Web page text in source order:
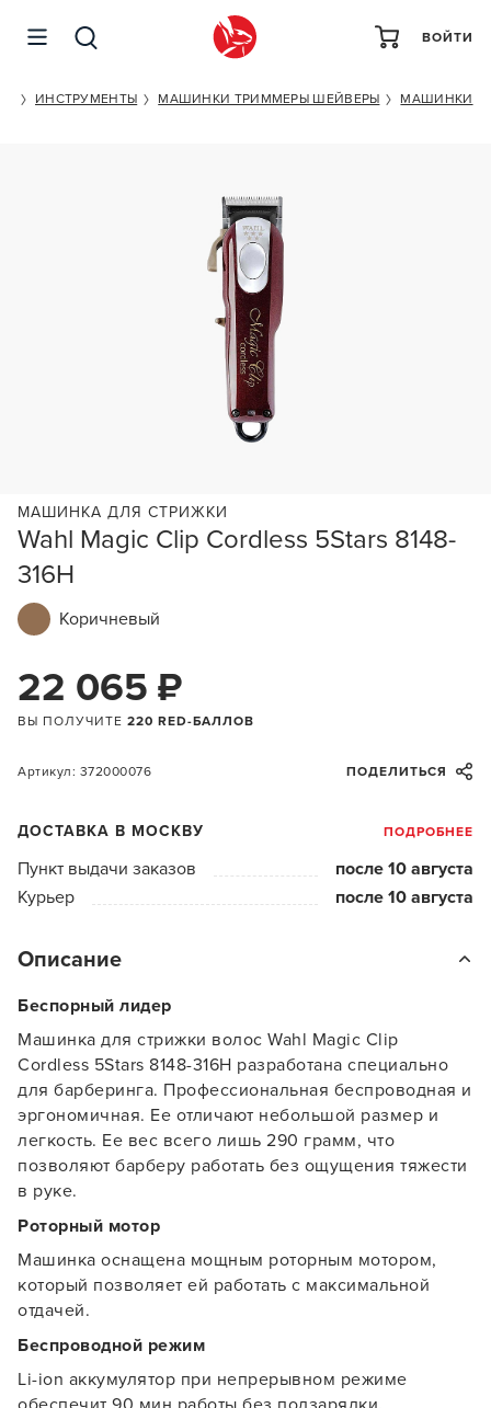
ВОЙТИ
ИНСТРУМЕНТЫ МАШИНКИ ТРИММЕРЫ ШЕЙВЕРЫ МАШИНКИ
Wahl Magic Clip Cordless 5Stars 8148-
316H
МАШИНКА ДЛЯ СТРИЖКИ
Коричневый
22 065 ₽
ВЫ ПОЛУЧИТЕ 220 RED-БАЛЛОВ
Артикул: 372000076 ПОДЕЛИТЬСЯ
ДОСТАВКА В МОСКВУ ПОДРОБНЕЕ
Пункт выдачи заказов
после 10 августа
Курьер
после 10 августа
Описание
Беспорный лидер
Машинка для стрижки волос Wahl Magic Clip
Cordless 5Stars 8148-316H разработана специально
для барберинга. Профессиональная беспроводная и
эргономичная. Ее отличают небольшой размер и
легкость. Ее вес всего лишь 290 грамм, что
позволяют барберу работать без ощущения тяжести
в руке.
Роторный мотор
Машинка оснащена мощным роторным мотором,
который позволяет ей работать с максимальной
отдачей.
Беспроводной режим
Li-ion аккумулятор при непрерывном режиме
WAHL MAGIC CLIP CORDLESS 5STARS 8148-316H